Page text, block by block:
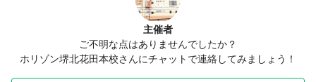
主催者
ご不明な点はありませんでしたか？
ホリゾン堺北花田本校さんにチャットで連絡してみましょう！